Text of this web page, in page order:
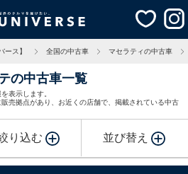
ース】 全国の中古車 マセラティの中古車
の中古車一覧
表示します。
売拠点があり、お近くの店舗で、掲載されている中古
り込む 並び替え